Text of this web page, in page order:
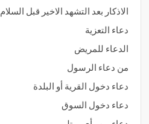
الاذكار بعد التشهد الاخير قبل السلام
دعاء التعزية
الدعاء للمريض
من دعاء الرسول
دعاء دخول القرية أو البلدة
دعاء دخول السوق